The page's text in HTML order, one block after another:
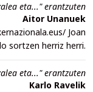
eta..." erantzuten
Aitor Unanuek
Joan
sortzen herriz herri.
eta..." erantzuten
Karlo Ravelik